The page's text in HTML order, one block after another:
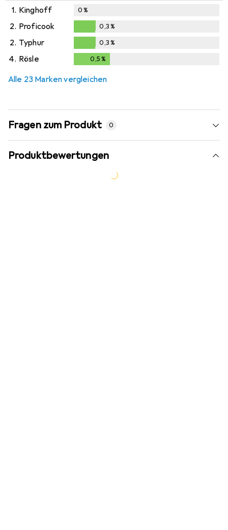
1. Kinghoff 0%
2. Proficook
0,3%
0,3%
2. Typhur
0,3%
0,3%
4. Rösle 0,5 %
Alle 23 Marken vergleichen
Fragen zum Produkt 0
Produktbewertungen